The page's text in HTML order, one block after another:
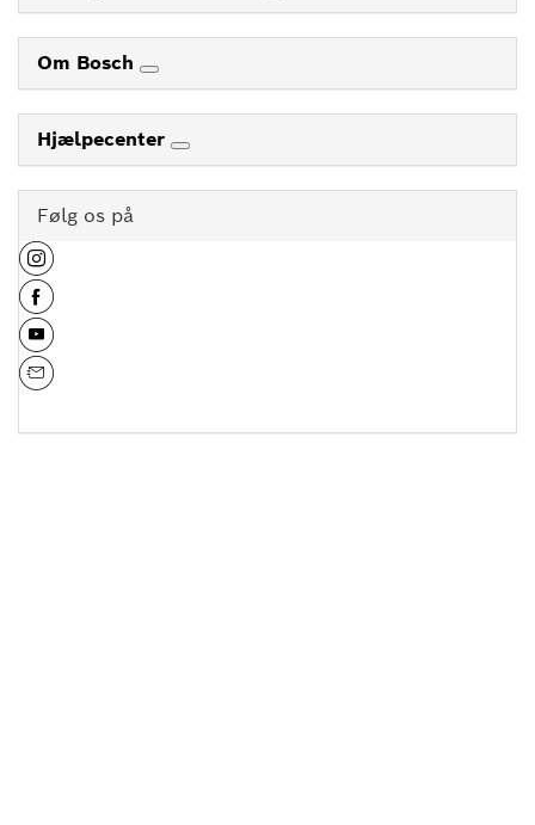
Om Bosch
Hjælpecenter
Følg os på